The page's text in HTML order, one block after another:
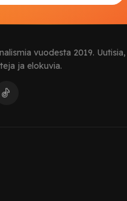
vuodesta 2019. Uutisia,
ja elokuvia.